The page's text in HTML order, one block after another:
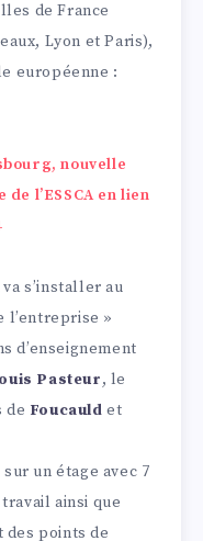
de France
Lyon et Paris),
européenne :
nouvelle
l’ESSCA en lien
va s’installer au
l’entreprise »
d’enseignement
Pasteur, le
de Foucauld et
un étage avec 7
ainsi que
des points de